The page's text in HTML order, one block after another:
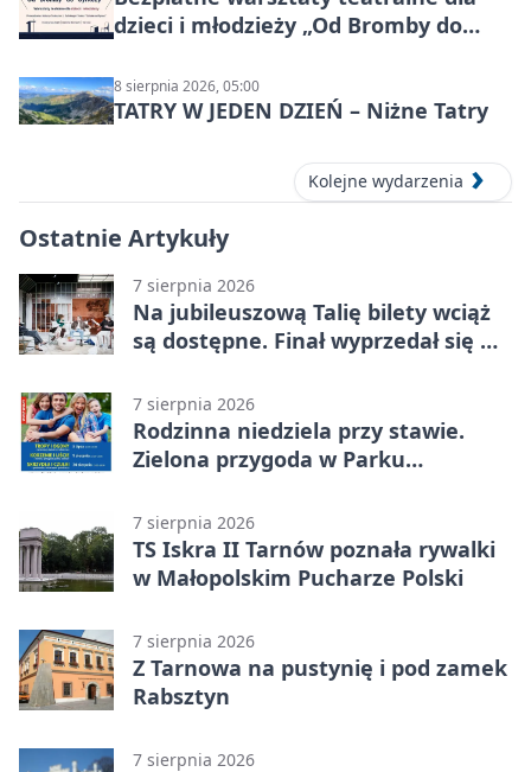
dzieci i młodzieży „Od Bromby do
8 sierpnia 2026, 05:00
TATRY W JEDEN DZIEŃ – Niżne Tatry
Kolejne wydarzenia
Ostatnie Artykuły
7 sierpnia 2026
Na jubileuszową Talię bilety wciąż
są dostępne. Finał wyprzedał się w
7 sierpnia 2026
Rodzinna niedziela przy stawie.
Zielona przygoda w Parku
7 sierpnia 2026
TS Iskra II Tarnów poznała rywalki
w Małopolskim Pucharze Polski
7 sierpnia 2026
Z Tarnowa na pustynię i pod zamek
Rabsztyn
7 sierpnia 2026